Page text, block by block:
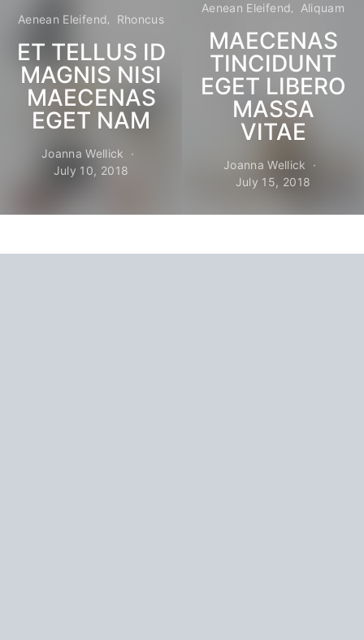
Aenean Eleifend Rhoncus
ET TELLUS ID
MAGNIS NISI
MAECENAS
EGET NAM
Joanna Wellick
July 10, 2018
Aenean Eleifend Aliquam
MAECENAS
TINCIDUNT
EGET LIBERO
MASSA
VITAE
Joanna Wellick
July 15, 2018